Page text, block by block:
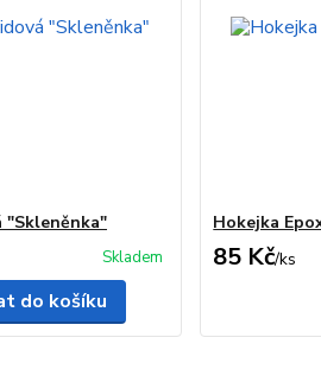
"Skleněnka"
Skladem
do košíku
Hokejka
85 Kč/ks